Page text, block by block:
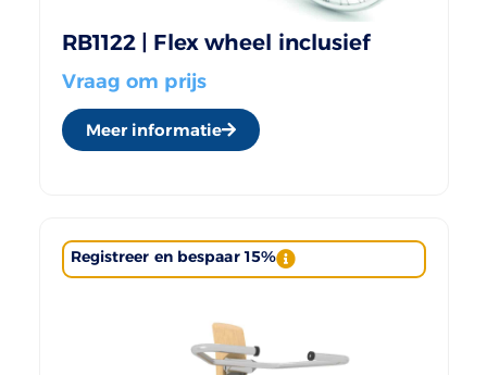
RB1122 | Flex wheel inclusief
Vraag om prijs
Meer informatie
Registreer en bespaar 15%